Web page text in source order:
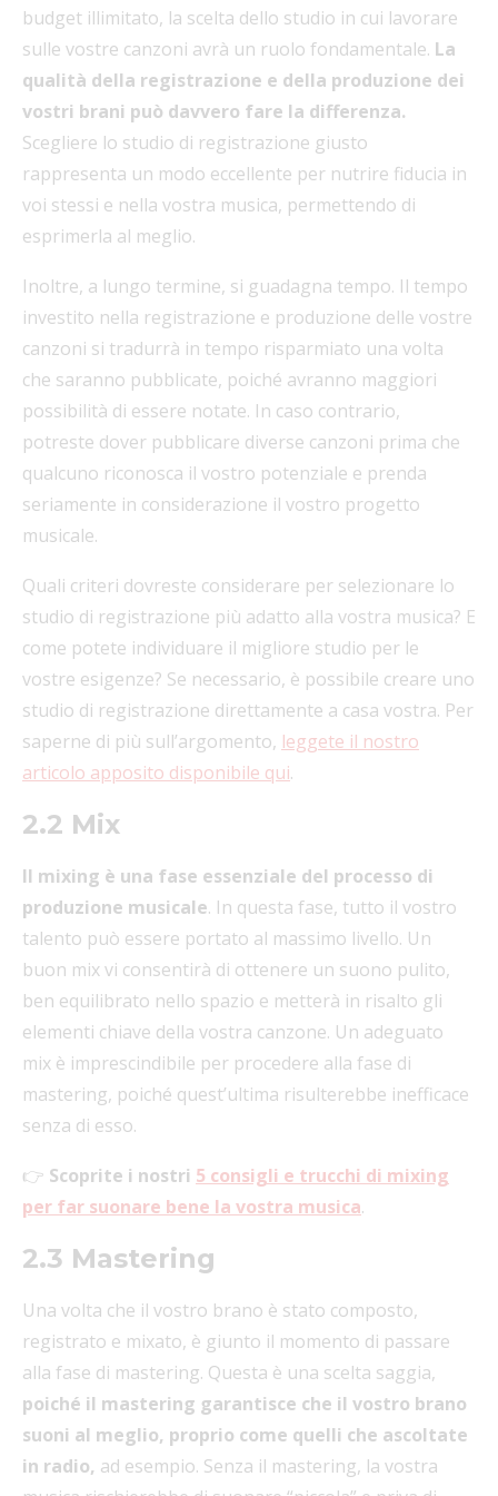
budget illimitato, la scelta dello studio in cui lavorare
sulle vostre canzoni avrà un ruolo fondamentale. La
qualità della registrazione e della produzione dei
vostri brani può davvero fare la differenza.
Scegliere lo studio di registrazione giusto
rappresenta un modo eccellente per nutrire fiducia in
voi stessi e nella vostra musica, permettendo di
esprimerla al meglio.
Inoltre, a lungo termine, si guadagna tempo. Il tempo
investito nella registrazione e produzione delle vostre
canzoni si tradurrà in tempo risparmiato una volta
che saranno pubblicate, poiché avranno maggiori
possibilità di essere notate. In caso contrario,
potreste dover pubblicare diverse canzoni prima che
qualcuno riconosca il vostro potenziale e prenda
seriamente in considerazione il vostro progetto
musicale.
Quali criteri dovreste considerare per selezionare lo
studio di registrazione più adatto alla vostra musica? E
come potete individuare il migliore studio per le
vostre esigenze? Se necessario, è possibile creare uno
studio di registrazione direttamente a casa vostra. Per
saperne di più sull’argomento, leggete il nostro
articolo apposito disponibile qui.
2.2 Mix
Il mixing è una fase essenziale del processo di
produzione musicale. In questa fase, tutto il vostro
talento può essere portato al massimo livello. Un
buon mix vi consentirà di ottenere un suono pulito,
ben equilibrato nello spazio e metterà in risalto gli
elementi chiave della vostra canzone. Un adeguato
mix è imprescindibile per procedere alla fase di
mastering, poiché quest’ultima risulterebbe inefficace
senza di esso.
👉 Scoprite i nostri 5 consigli e trucchi di mixing
per far suonare bene la vostra musica.
2.3 Mastering
Una volta che il vostro brano è stato composto,
registrato e mixato, è giunto il momento di passare
alla fase di mastering. Questa è una scelta saggia,
poiché il mastering garantisce che il vostro brano
suoni al meglio, proprio come quelli che ascoltate
in radio, ad esempio. Senza il mastering, la vostra